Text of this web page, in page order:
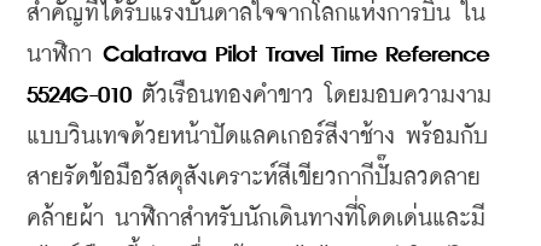
สำคัญที่ได้รับแรงบันดาลใจจากโลกแห่งการบิน ใน
นาฬิกา Calatrava Pilot Travel Time Reference
5524G-010 ตัวเรือนทองคำขาว โดยมอบความงาม
แบบวินเทจด้วยหน้าปัดแลคเกอร์สีงาช้าง พร้อมกับ
สายรัดข้อมือวัสดุสังเคราะห์สีเขียวกากีปั๊มลวดลาย
คล้ายผ้า นาฬิกาสำหรับนักเดินทางที่โดดเด่นและมี